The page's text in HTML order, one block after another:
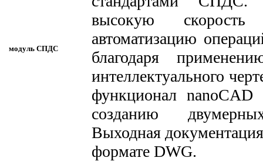
модуль СПДС
высокую
автоматизацию
благодаря
интеллектуального
функционал
созданию
Выходная
формате DWG.